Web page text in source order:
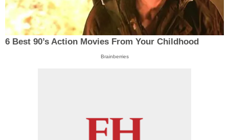
6 Best 90’s Action Movies From Your Childhood
Brainberries